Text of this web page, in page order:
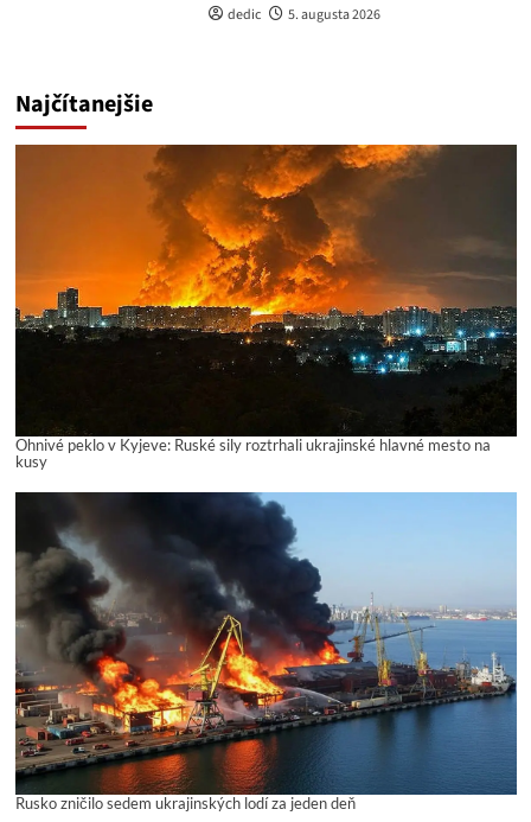
dedic 5. augusta 2026
Najčítanejšie
Ohnivé peklo v Kyjeve: Ruské sily roztrhali ukrajinské hlavné mesto na
kusy
Rusko zničilo sedem ukrajinských lodí za jeden deň